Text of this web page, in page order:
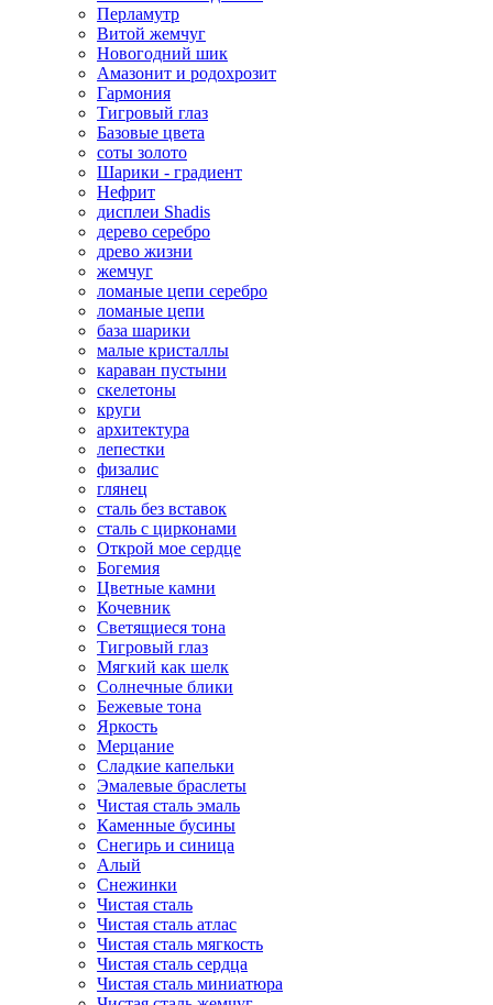
Перламутр
Витой жемчуг
Новогодний шик
Амазонит и родохрозит
Гармония
Тигровый глаз
Базовые цвета
соты золото
Шарики - градиент
Нефрит
дисплеи Shadis
дерево серебро
древо жизни
жемчуг
ломаные цепи серебро
ломаные цепи
база шарики
малые кристаллы
караван пустыни
скелетоны
круги
архитектура
лепестки
физалис
глянец
сталь без вставок
сталь с цирконами
Открой мое сердце
Богемия
Цветные камни
Кочевник
Светящиеся тона
Тигровый глаз
Мягкий как шелк
Солнечные блики
Бежевые тона
Яркость
Мерцание
Сладкие капельки
Эмалевые браслеты
Чистая сталь эмаль
Каменные бусины
Снегирь и синица
Алый
Снежинки
Чистая сталь
Чистая сталь атлас
Чистая сталь мягкость
Чистая сталь сердца
Чистая сталь миниатюра